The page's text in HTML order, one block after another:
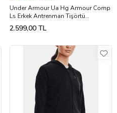
Under Armour Ua Hg Armour Comp
Ls Erkek Antrenman Tişörtü
1361524-100 Beyaz
2.599,00 TL